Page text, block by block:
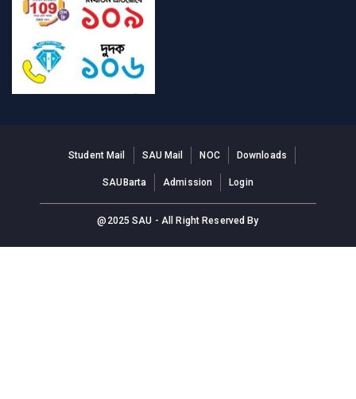
Student Mail SAU Mail NOC Downloads
SAUBarta Admission Login
@2025 SAU - All Right Reserved By